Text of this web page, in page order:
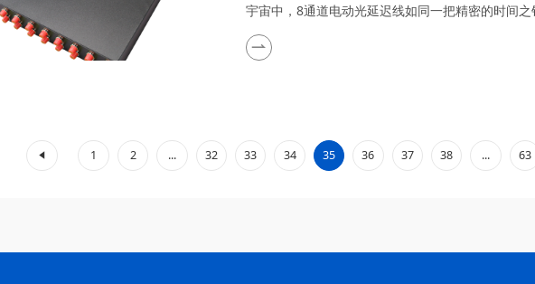
宇宙中，8通道电动光延迟线如同一把精密的时间
越的性能，为科研人员、工程师及众多行业提供了
这一领域的专业生产厂家，四川梓冠光电深知8通道
1 2 ... 32 33 34 35 36 37 38 ... 63